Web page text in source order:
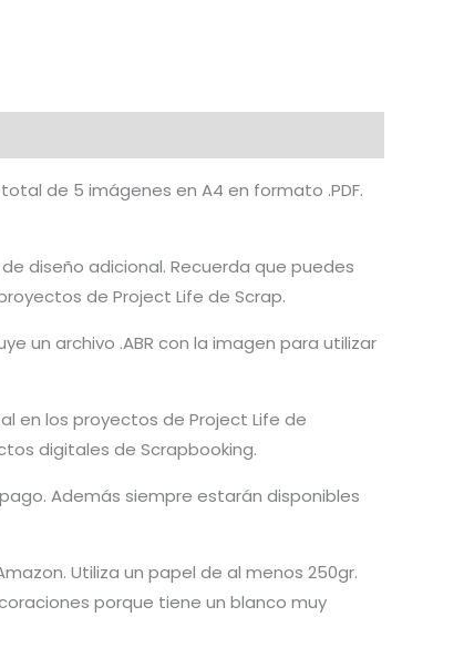
de 5 imágenes en A4 en formato .PDF.
diseño adicional. Recuerda que puedes
de Project Life de Scrap.
un archivo .ABR con la imagen para utilizar
en los proyectos de Project Life de
digitales de Scrapbooking.
Además siempre estarán disponibles
Utiliza un papel de al menos 250gr.
porque tiene un blanco muy